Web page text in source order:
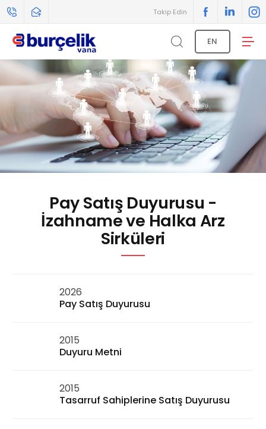
Takip Edin
EN
Pay Satış Duyurusu -
İzahname ve Halka Arz
Sirküleri
2026
Pay Satış Duyurusu
2015
Duyuru Metni
2015
Tasarruf Sahiplerine Satış Duyurusu